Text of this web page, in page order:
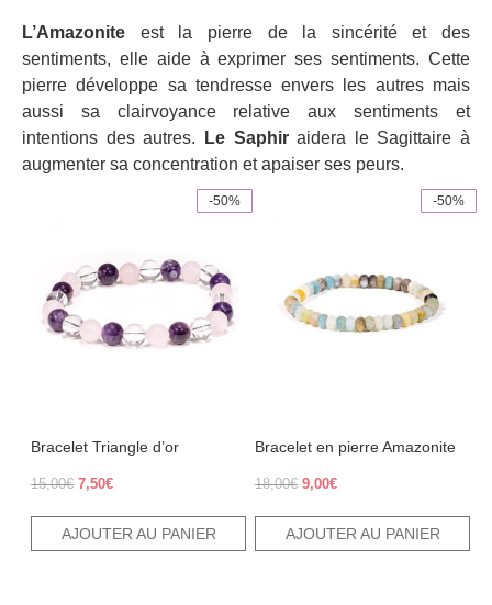
L’Amazonite est la pierre de la sincérité et des
sentiments, elle aide à exprimer ses sentiments. Cette
pierre développe sa tendresse envers les autres mais
aussi sa clairvoyance relative aux sentiments et
intentions des autres.
Le Saphiraidera le Sagittaire à
augmenter sa concentration et apaiser ses peurs.
-50%
Bracelet Triangle d’or
15,00€ Le
était :
7,50€Le
est :
AJOUTER AU PANIER
-50%
Bracelet en pierre Amazonite
18,00€ Le
était :
9,00€Le
est :
AJOUTER AU PANIER